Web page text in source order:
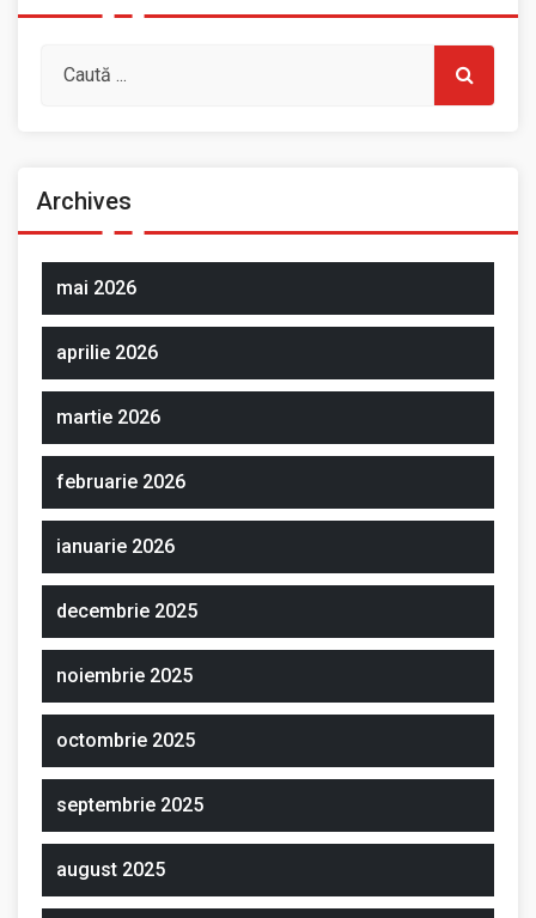
Archives
mai 2026
aprilie 2026
martie 2026
februarie 2026
ianuarie 2026
decembrie 2025
noiembrie 2025
octombrie 2025
septembrie 2025
august 2025